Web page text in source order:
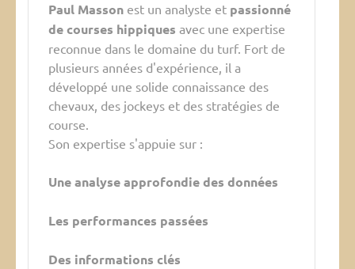
Paul Masson est un analyste et passionné
de courses hippiques avec une expertise
reconnue dans le domaine du turf. Fort de
plusieurs années d'expérience, il a
développé une solide connaissance des
chevaux, des jockeys et des stratégies de
course.
Son expertise s'appuie sur :
Une analyse approfondie des données
Les performances passées
Des informations clés